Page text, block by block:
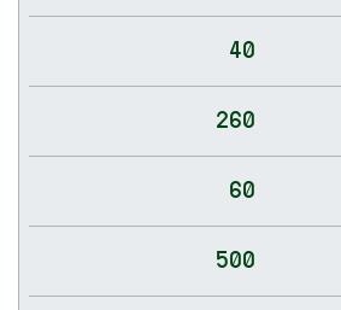
40
260
60
500